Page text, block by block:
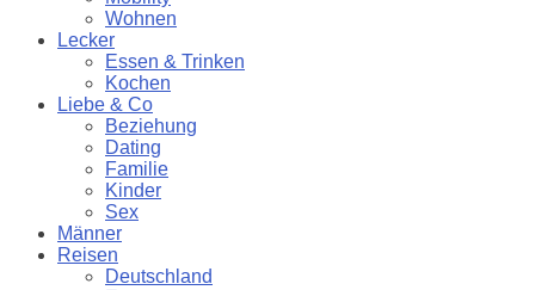
Wohnen
Lecker
Essen & Trinken
Kochen
Liebe & Co
Beziehung
Dating
Familie
Kinder
Sex
Männer
Reisen
Deutschland